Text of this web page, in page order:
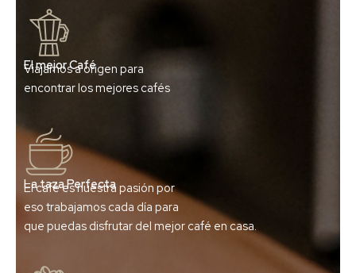
El mejor Café
Viajamos a origen para
encontrar los mejores cafés
La taza Perfecta
El café es nuestra pasión por
eso trabajamos cada día para
que puedas disfrutar del mejor café en casa.